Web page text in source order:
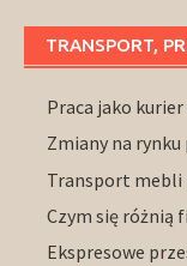
TRANSPORT,
Praca jako
Zmiany na rynku
Transport mebli
Czym się różnią
Ekspresowe